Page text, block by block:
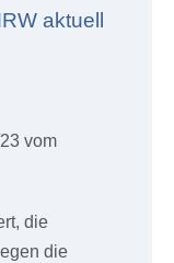
aktuell
vom
die
die